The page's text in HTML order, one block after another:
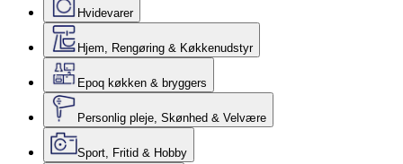
Hvidevarer
Hjem, Rengøring & Køkkenudstyr
Epoq køkken & bryggers
Personlig pleje, Skønhed & Velvære
Sport, Fritid & Hobby